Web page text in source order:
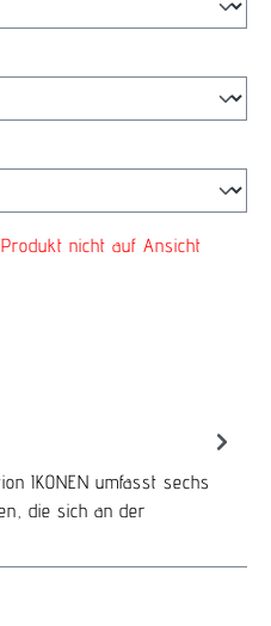
nicht auf Ansicht
IKONEN umfasst sechs
die sich an der